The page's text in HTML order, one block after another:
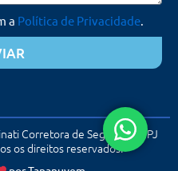
a Política de Privacidade.
Corretora de Seguros. CNPJ
os direitos reservados.